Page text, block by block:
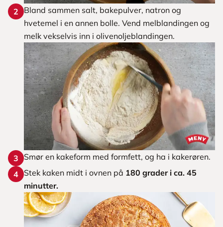
2
Bland sammen salt, bakepulver, natron og
hvetemel i en annen bolle. Vend melblandingen og
melk vekselvis inn i olivenoljeblandingen.
3
Smør en kakeform med formfett, og ha i kakerøren.
4 Stek kaken midt i ovnen på 180 grader i ca. 45
minutter.